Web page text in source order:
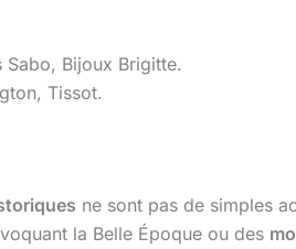
Bijoux Brigitte.
Tissot.
ne sont pas de simples
la Belle Époque ou des